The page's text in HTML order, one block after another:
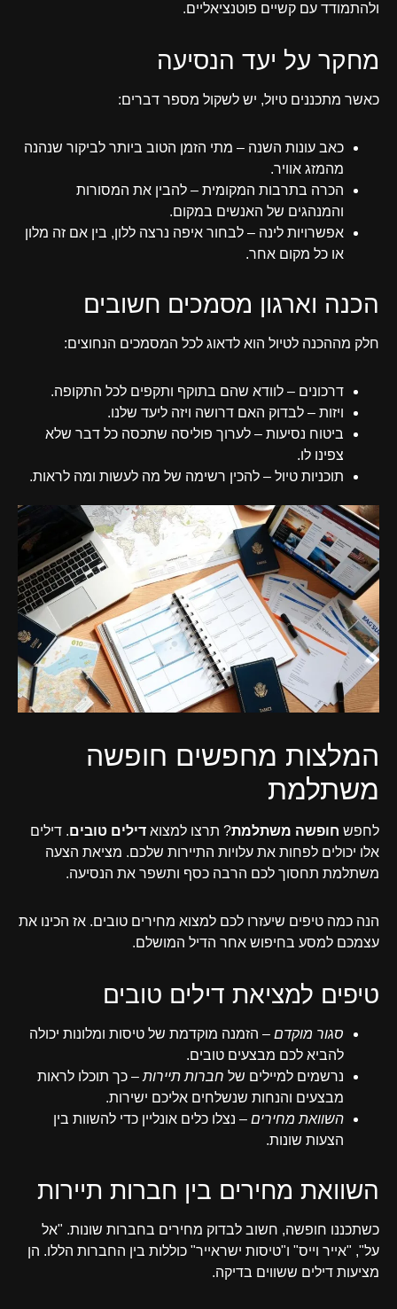
ולהתמודד עם קשיים פוטנציאליים.
מחקר על יעד הנסיעה
כאשר מתכננים טיול, יש לשקול מספר דברים:
כאב עונות השנה – מתי הזמן הטוב ביותר לביקור שנהנה
מהמזג אוויר.
הכרה בתרבות המקומית – להבין את המסורות
והמנהגים של האנשים במקום.
אפשרויות לינה – לבחור איפה נרצה ללון, בין אם זה מלון
או כל מקום אחר.
הכנה וארגון מסמכים חשובים
חלק מההכנה לטיול הוא לדאוג לכל המסמכים הנחוצים:
דרכונים – לוודא שהם בתוקף ותקפים לכל התקופה.
ויזות – לבדוק האם דרושה ויזה ליעד שלנו.
ביטוח נסיעות – לערוך פוליסה שתכסה כל דבר שלא
צפינו לו.
תוכניות טיול – להכין רשימה של מה לעשות ומה לראות.
המלצות מחפשים חופשה
משתלמת
לחפש חופשה משתלמת? תרצו למצוא דילים טובים. דילים
אלו יכולים לפחות את עלויות התיירות שלכם. מציאת הצעה
משתלמת תחסוך לכם הרבה כסף ותשפר את הנסיעה.
הנה כמה טיפים שיעזרו לכם למצוא מחירים טובים. אז הכינו את
עצמכם למסע בחיפוש אחר הדיל המושלם.
טיפים למציאת דילים טובים
סגור מוקדם – הזמנה מוקדמת של טיסות ומלונות יכולה
להביא לכם מבצעים טובים.
נרשמים למיילים של חברות תיירות – כך תוכלו לראות
מבצעים והנחות שנשלחים אליכם ישירות.
השוואת מחירים – נצלו כלים אונליין כדי להשוות בין
הצעות שונות.
השוואת מחירים בין חברות תיירות
כשתכננו חופשה, חשוב לבדוק מחירים בחברות שונות. "אל
על", "אייר וייס" ו"טיסות ישראייר" כוללות בין החברות הללו. הן
מציעות דילים ששווים בדיקה.